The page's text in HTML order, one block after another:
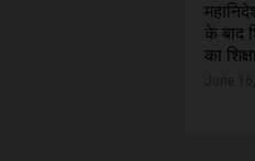
के बाद
का